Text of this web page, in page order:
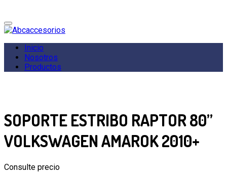
Inicio
Nosotros
Productos
SOPORTE ESTRIBO RAPTOR 80”
VOLKSWAGEN AMAROK 2010+
Consulte precio